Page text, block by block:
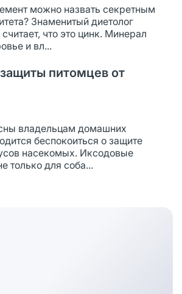
можно назвать секретным
Знаменитый диетолог
что это цинк. Минерал
и вл...
питомцев от
владельцам домашних
беспокоиться о защите
насекомых. Иксодовые
только для соба...